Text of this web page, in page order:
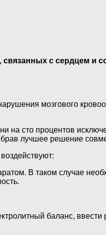
с сердцем и
мозгового
на сто процентов
лучшее решение
В таком случае
баланс,